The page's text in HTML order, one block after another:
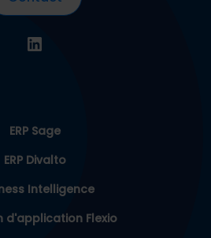
ERP Sage
ERP Divalto
Intelligence
d'application Flexio